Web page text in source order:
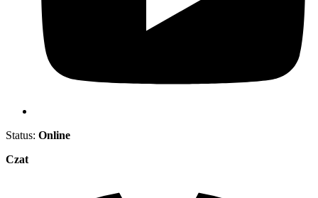
Status: Online
Czat